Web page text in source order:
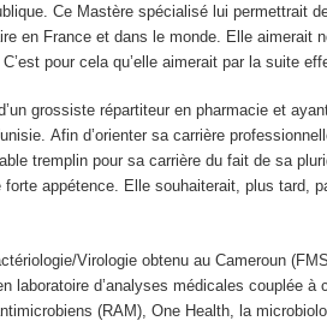
Ce Mastère spécialisé lui permettrait
en France et dans le monde. Elle aimerait
pour cela qu’elle aimerait par la suite
grossiste répartiteur en pharmacie et
Afin d’orienter sa carrière
tremplin pour sa carrière du fait de sa
appétence. Elle souhaiterait, plus tard,
Virologie obtenu au Cameroun
d’analyses médicales couplée
(RAM), One Health, la